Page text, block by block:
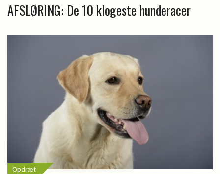
AFSLØRING: De 10 klogeste hunderacer
Opdræt